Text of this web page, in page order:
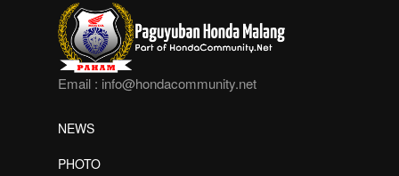
Email : info@hondacommunity.net
NEWS
PHOTO